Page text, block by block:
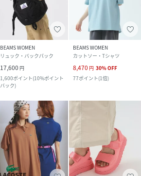
BEAMS WOMEN
リュック・バックパック
17,600 円
1,600ポイント(10%ポイント
バック)
BEAMS WOMEN
カットソー・Tシャツ
8,470 円 30%OFF
77ポイント(1倍)